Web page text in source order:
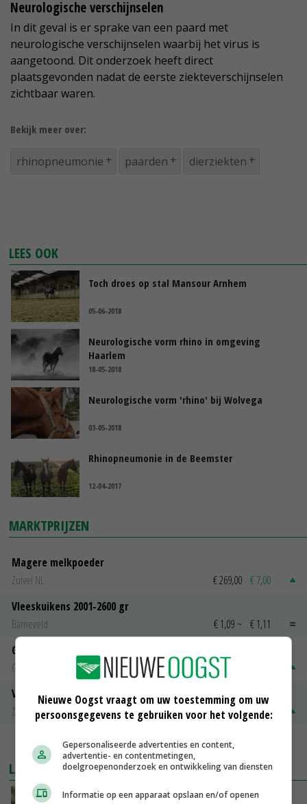
Neurologische verschijnselen
In dit geval is er sprake van een paard met
neurologische verschijnselen waarbij het virus is
aangetoond. Dit onderzoek heeft direct
plaatsgevonden nadat de eerste ziekteverschijnselen
zichtbaar waren.
Bekijk meer over:
rhinopneumonie paarden dierziekten
LEES OOK
Toch droes op stal Mansour Arnhem
05-06-2018
Neurologische vorm rhino in omgeving
Haarlem
18-05-2018
Neurologische vorm 'rhino' bij Wolvega
03-05-2018
Rhinopneumonie in de Beemster
12-04-2017
MARKTPRIJZEN
Magere melkpoeder
Zuivel NL
€ 269,00 € 7,00
Vleeskuikens 2001-2600 gr
Barneveld
€ 1,09 ~ € 1,11
Gerst
Groningen
€ 197,00
Volle melkpoeder
Zuivel NL
€ 345,00 € 20,00
MEER MARKTPRIJZEN
LAATSTE NIEUWS
‘Samenwerking A-ware en Amalthea gaat
Nieuwe Oogst vraagt om uw toestemming om uw
persoonsgegevens te gebruiken voor het volgende:
Gepersonaliseerde advertenties en content,
advertentie- en contentmetingen,
doelgroepenonderzoek en ontwikkeling van diensten
Informatie op een apparaat opslaan en/of openen